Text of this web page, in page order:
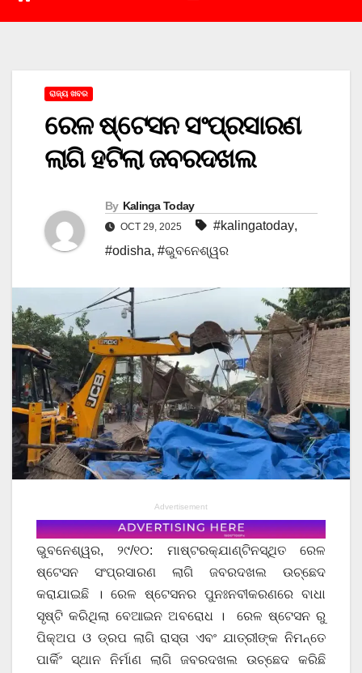
ରାଜ୍ୟ ଖବର
ରେଳ ଷ୍ଟେସନ ସଂପ୍ରସାରଣ
ଲାଗି ହଟିଲା ଜବରଦଖଲ
By Kalinga Today
OCT 29, 2025 #kalingatoday,
#odisha, #ଭୁବନେଶ୍ୱର
Advertisement
ଭୁବନେଶ୍ୱର, ୨୯/୧୦: ମାଷ୍ଟରକ୍ଯାଣ୍ଟିନସ୍ଥିତ ରେଳ
ଷ୍ଟେସନ ସଂପ୍ରସାରଣ ଲାଗି ଜବରଦଖଲ ଉଚ୍ଛେଦ
କରାଯାଇଛି । ରେଳ ଷ୍ଟେସନର ପୁନଃନବୀକରଣରେ ବାଧା
ସୃଷ୍ଟି କରିଥିଲା ବେଆଇନ ଅବରୋଧ । ରେଳ ଷ୍ଟେସନ ରୁ
ପିକ୍ଅପ ଓ ଡ୍ରପ ଲାଗି ରାସ୍ତା ଏବଂ ଯାତ୍ରୀଙ୍କ ନିମନ୍ତେ
ପାର୍କିଂ ସ୍ଥାନ ନିର୍ମାଣ ଲାଗି ଜବରଦଖଲ ଉଚ୍ଛେଦ କରିଛି